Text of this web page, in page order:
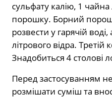
сульфату калію, 1
порошку. Борний
розвести у гарячій
літрового відра.
Знадобиться 4 столові
Перед застосуванням
розмішати суміш та